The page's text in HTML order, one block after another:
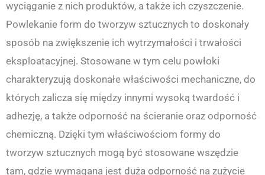
wyciąganie z nich produktów, a także ich czyszczenie.
Powlekanie form do tworzyw sztucznych to doskonały
sposób na zwiększenie ich wytrzymałości i trwałości
eksploatacyjnej. Stosowane w tym celu powłoki
charakteryzują doskonałe właściwości mechaniczne, do
których zalicza się między innymi wysoką twardość i
adhezję, a także odporność na ścieranie oraz odporność
chemiczną. Dzięki tym właściwościom formy do
tworzyw sztucznych mogą być stosowane wszędzie
tam, gdzie wymagana jest duża odporność na zużycie